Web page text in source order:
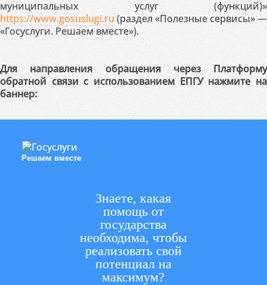
муниципальных услуг (функций)»
https://www.gosuslugi.ru (раздел «Полезные сервисы» —
«Госуслуги. Решаем вместе»).
Для направления обращения через Платформу
обратной связи с использованием ЕПГУ нажмите на
баннер:
Решаем вместе
Знаете, какая
помощь от
государства
необходима, чтобы
реализовать свой
потенциал на
максимум?